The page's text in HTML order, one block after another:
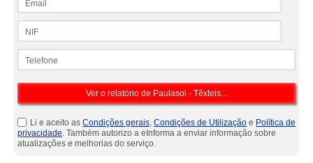
Li e aceito as Condições gerais, Condições de Utilização e Política de
privacidade. Também autorizo a eInforma a enviar informação sobre
atualizações e melhorias do serviço.